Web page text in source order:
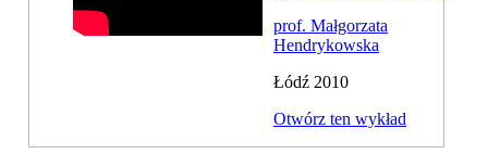
prof. Małgorzata
Hendrykowska
Łódź 2010
Otwórz ten wykład